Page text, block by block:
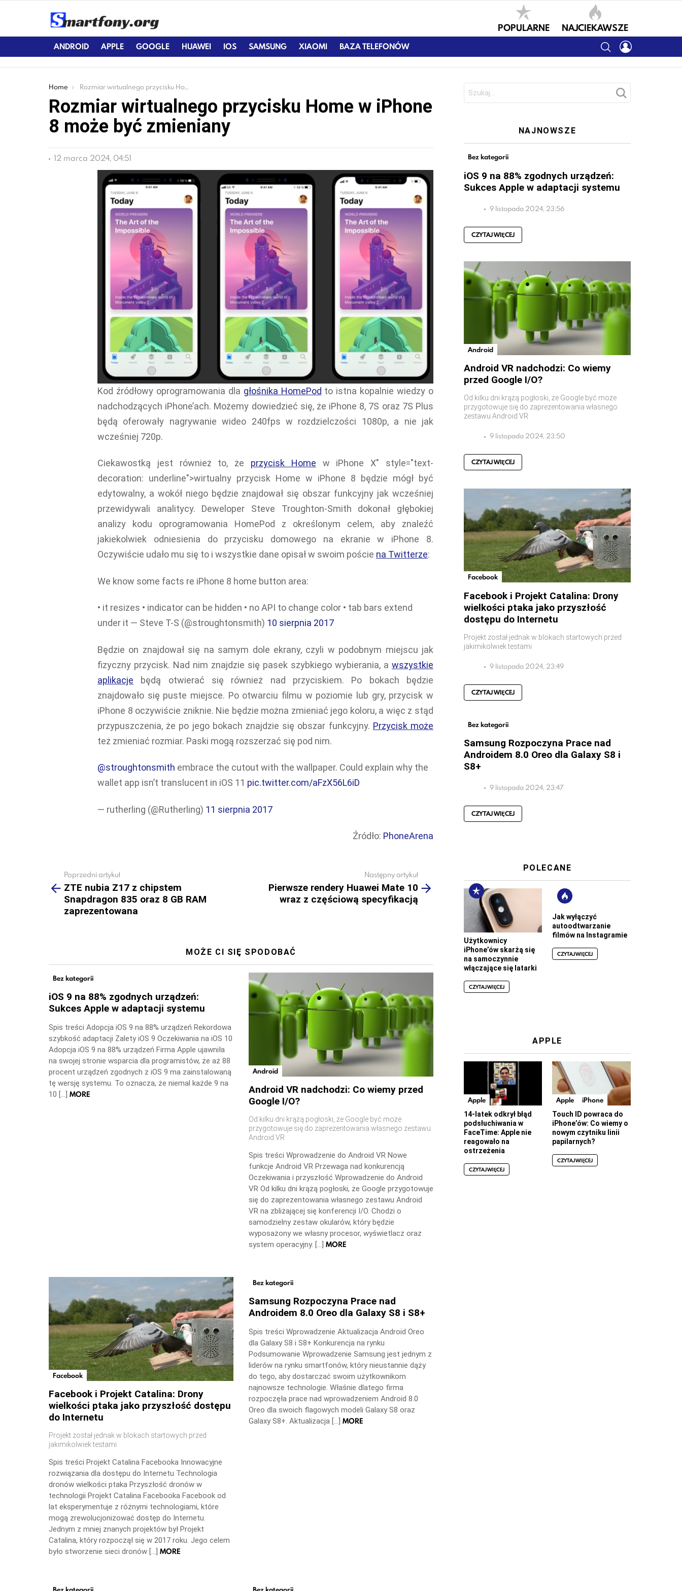
POPULARNE NAJCIEKAWSZE
ANDROID APPLE GOOGLE HUAWEI IOS SAMSUNG XIAOMI BAZA TELEFONÓW SEARCH
You are here:
Home Rozmiar wirtualnego przycisku Home w iPhone 8 może być zmieniany
Rozmiar wirtualnego przycisku Home w iPhone
8 może być zmieniany
12 marca 2024, 04:51
Kod źródłowy oprogramowania dla głośnika HomePod to istna kopalnie wiedzy o
nadchodzących iPhone’ach. Możemy dowiedzieć się, że iPhone 8, 7S oraz 7S Plus
będą oferowały nagrywanie wideo 240fps w rozdzielczości 1080p, a nie jak
wcześniej 720p.
Ciekawostką jest również to, że przycisk Home w iPhone X" style="text-
decoration: underline">wirtualny przycisk Home w iPhone 8 będzie mógł być
edytowalny, a wokół niego będzie znajdował się obszar funkcyjny jak wcześniej
przewidywali analitycy. Deweloper Steve Troughton-Smith dokonał głębokiej
analizy kodu oprogramowania HomePod z określonym celem, aby znaleźć
jakiekolwiek odniesienia do przycisku domowego na ekranie w iPhone 8.
Oczywiście udało mu się to i wszystkie dane opisał w swoim poście na Twitterze:
We know some facts re iPhone 8 home button area:
• it resizes • indicator can be hidden • no API to change color • tab bars extend
under it — Steve T-S (@stroughtonsmith) 10 sierpnia 2017
Będzie on znajdował się na samym dole ekrany, czyli w podobnym miejscu jak
fizyczny przycisk. Nad nim znajdzie się pasek szybkiego wybierania, a wszystkie
aplikacje będą otwierać się również nad przyciskiem. Po bokach będzie
znajdowało się puste miejsce. Po otwarciu filmu w poziomie lub gry, przycisk w
iPhone 8 oczywiście zniknie. Nie będzie można zmieniać jego koloru, a więc z stąd
przypuszczenia, że po jego bokach znajdzie się obszar funkcyjny. Przycisk może
też zmieniać rozmiar. Paski mogą rozszerzać się pod nim.
@stroughtonsmith embrace the cutout with the wallpaper. Could explain why the
wallet app isn’t translucent in iOS 11 pic.twitter.com/aFzX56L6iD
— rutherling (@Rutherling) 11 sierpnia 2017
Źródło: PhoneArena
more
Poprzedni artykuł
ZTE nubia Z17 z chipstem
Snapdragon 835 oraz 8 GB RAM
zaprezentowana
Następny artykuł
Pierwsze rendery Huawei Mate 10
wraz z częściową specyfikacją
MOŻE CI SIĘ SPODOBAĆ
Bez kategorii
iOS 9 na 88% zgodnych urządzeń:
Sukces Apple w adaptacji systemu
Spis treści Adopcja iOS 9 na 88% urządzeń Rekordowa
szybkość adaptacji Zalety iOS 9 Oczekiwania na iOS 10
Adopcja iOS 9 na 88% urządzeń Firma Apple ujawniła
na swojej stronie wsparcia dla programistów, że aż 88
procent urządzeń zgodnych z iOS 9 ma zainstalowaną
tę wersję systemu. To oznacza, że niemal każde 9 na
10 […] MORE
Android
Android VR nadchodzi: Co wiemy przed
Google I/O?
Od kilku dni krążą pogłoski, że Google być może
przygotowuje się do zaprezentowania własnego zestawu
Android VR
Spis treści Wprowadzenie do Android VR Nowe
funkcje Android VR Przewaga nad konkurencją
Oczekiwania i przyszłość Wprowadzenie do Android
VR Od kilku dni krążą pogłoski, że Google przygotowuje
się do zaprezentowania własnego zestawu Android
VR na zbliżającej się konferencji I/O. Chodzi o
samodzielny zestaw okularów, który będzie
wyposażony we własny procesor, wyświetlacz oraz
system operacyjny. […] MORE
Facebook
Facebook i Projekt Catalina: Drony
wielkości ptaka jako przyszłość dostępu
do Internetu
Projekt został jednak w blokach startowych przed
jakimikolwiek testami
Spis treści Projekt Catalina Facebooka Innowacyjne
rozwiązania dla dostępu do Internetu Technologia
dronów wielkości ptaka Przyszłość dronów w
technologii Projekt Catalina Facebooka Facebook od
lat eksperymentuje z różnymi technologiami, które
mogą zrewolucjonizować dostęp do Internetu.
Jednym z mniej znanych projektów był Projekt
Catalina, który rozpoczął się w 2017 roku. Jego celem
było stworzenie sieci dronów […] MORE
Bez kategorii
Samsung Rozpoczyna Prace nad
Androidem 8.0 Oreo dla Galaxy S8 i S8+
Spis treści Wprowadzenie Aktualizacja Android Oreo
dla Galaxy S8 i S8+ Konkurencja na rynku
Podsumowanie Wprowadzenie Samsung jest jednym z
liderów na rynku smartfonów, który nieustannie dąży
do tego, aby dostarczać swoim użytkownikom
najnowsze technologie. Właśnie dlatego firma
rozpoczęła prace nad wprowadzeniem Android 8.0
Oreo dla swoich flagowych modeli Galaxy S8 oraz
Galaxy S8+. Aktualizacja […] MORE
NAJNOWSZE
Bez kategorii
iOS 9 na 88% zgodnych urządzeń:
Sukces Apple w adaptacji systemu
9 listopada 2024, 23:56
CZYTAJ WIĘCEJ
Android
Android VR nadchodzi: Co wiemy
przed Google I/O?
Od kilku dni krążą pogłoski, że Google być może
przygotowuje się do zaprezentowania własnego
zestawu Android VR
9 listopada 2024, 23:50
CZYTAJ WIĘCEJ
Facebook
Facebook i Projekt Catalina: Drony
wielkości ptaka jako przyszłość
dostępu do Internetu
Projekt został jednak w blokach startowych przed
jakimikolwiek testami
9 listopada 2024, 23:49
CZYTAJ WIĘCEJ
Bez kategorii
Samsung Rozpoczyna Prace nad
Androidem 8.0 Oreo dla Galaxy S8 i
S8+
9 listopada 2024, 23:47
CZYTAJ WIĘCEJ
POLECANE
Użytkownicy
iPhone’ów skarżą się
na samoczynnie
włączające się latarki
CZYTAJ WIĘCEJ
Jak wyłączyć
autoodtwarzanie
filmów na Instagramie
CZYTAJ WIĘCEJ
APPLE
Apple
14-latek odkrył błąd
podsłuchiwania w
FaceTime: Apple nie
reagowało na
ostrzeżenia
CZYTAJ WIĘCEJ
Apple iPhone
Touch ID powraca do
iPhone’ów: Co wiemy o
nowym czytniku linii
papilarnych?
CZYTAJ WIĘCEJ